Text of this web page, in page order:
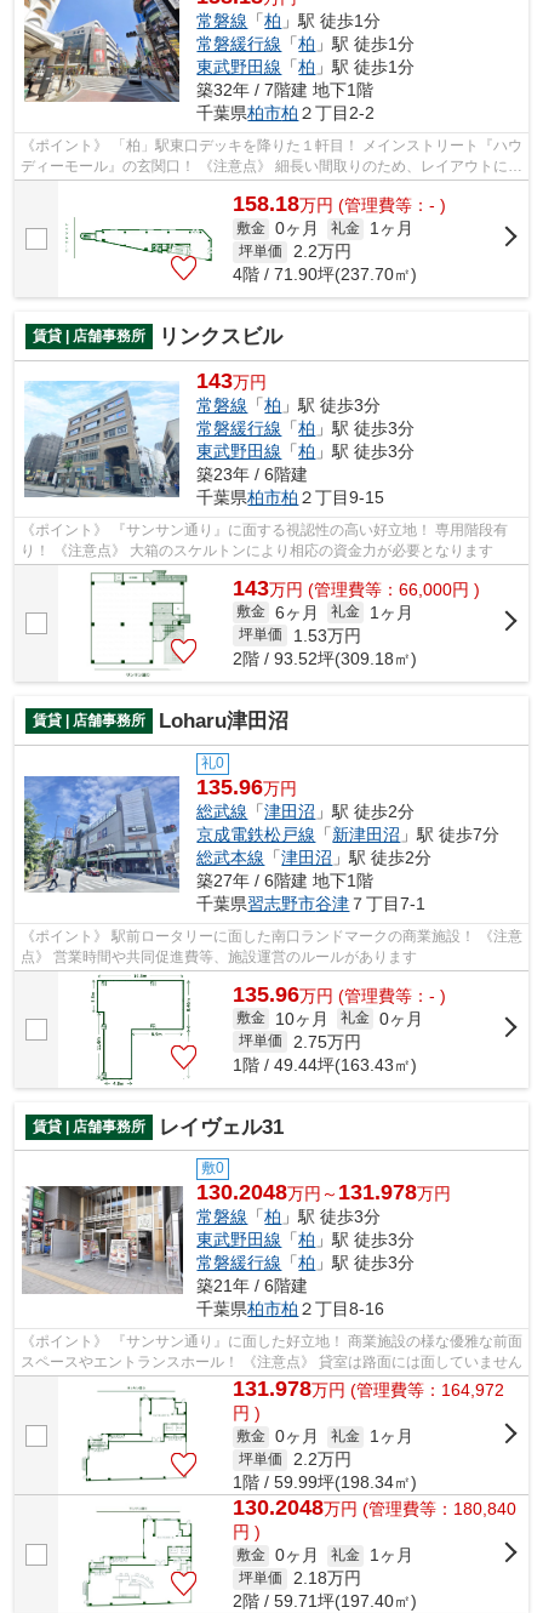
常磐線 「柏 」駅 徒歩1分
常磐緩行線 「柏 」駅 徒歩1分
東武野田線 「柏 」駅 徒歩1分
築32年 / 7階建 地下1階
千葉県柏市柏 ２丁目2-2
《ポイント》 「柏」駅東口デッキを降りた１軒目！ メインストリート『ハウ
ディーモール』の玄関口！ 《注意点》 細長い間取りのため、レイアウトには
158.18万円 (管理費等：- )
敷金 0ヶ月 礼金 1ヶ月
坪単価 2.2万円
4階 / 71.90坪(237.70㎡)
賃貸 | 店舗事務所 リンクスビル
143万円
常磐線 「柏 」駅 徒歩3分
常磐緩行線 「柏 」駅 徒歩3分
東武野田線 「柏 」駅 徒歩3分
築23年 / 6階建
千葉県柏市柏 ２丁目9-15
《ポイント》 『サンサン通り』に面する視認性の高い好立地！ 専用階段有
り！ 《注意点》 大箱のスケルトンにより相応の資金力が必要となります
143万円 (管理費等：66,000円 )
敷金 6ヶ月 礼金 1ヶ月
坪単価 1.53万円
2階 / 93.52坪(309.18㎡)
賃貸 | 店舗事務所 Loharu津田沼
礼0
135.96万円
総武線 「津田沼 」駅 徒歩2分
京成電鉄松戸線 「新津田沼 」駅 徒歩7分
総武本線 「津田沼 」駅 徒歩2分
築27年 / 6階建 地下1階
千葉県習志野市谷津 ７丁目7-1
《ポイント》 駅前ロータリーに面した南口ランドマークの商業施設！ 《注意
点》 営業時間や共同促進費等、施設運営のルールがあります
135.96万円 (管理費等：- )
敷金 10ヶ月 礼金 0ヶ月
坪単価 2.75万円
1階 / 49.44坪(163.43㎡)
賃貸 | 店舗事務所 レイヴェル31
敷0
130.2048万円～ 131.978万円
常磐線 「柏 」駅 徒歩3分
東武野田線 「柏 」駅 徒歩3分
常磐緩行線 「柏 」駅 徒歩3分
築21年 / 6階建
千葉県柏市柏 ２丁目8-16
《ポイント》 『サンサン通り』に面した好立地！ 商業施設の様な優雅な前面
スペースやエントランスホール！ 《注意点》 貸室は路面には面していません
131.978万円 (管理費等：164,972
円 )
敷金 0ヶ月 礼金 1ヶ月
坪単価 2.2万円
1階 / 59.99坪(198.34㎡)
130.2048万円 (管理費等：180,840
円 )
敷金 0ヶ月 礼金 1ヶ月
坪単価 2.18万円
2階 / 59.71坪(197.40㎡)